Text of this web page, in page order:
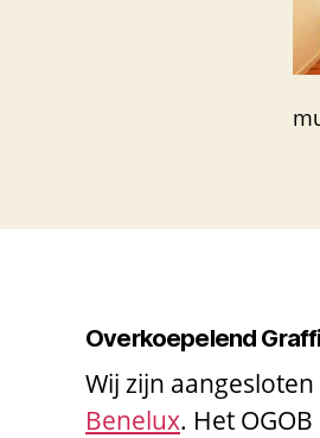
Overkoepelend
Wij zijn
Benelux. Het